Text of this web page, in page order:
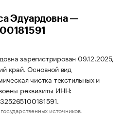
Эдуардовна —
зарегистрирован 09.12.2025,
край. Основной вид
чистка текстильных и
реквизиты ИНН:
источников.